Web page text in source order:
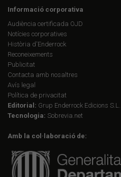
Informació corporativa
Audiència certificada OJD
Notícies corporatives
Història d'Enderrock
Reconeixements
Publicitat
Contacta amb nosaltres
Avís legal
Política de privacitat
Editorial: Grup Enderrock Edicions S.L.
Tecnologia: Sobrevia.net
Amb la col·laboració de: